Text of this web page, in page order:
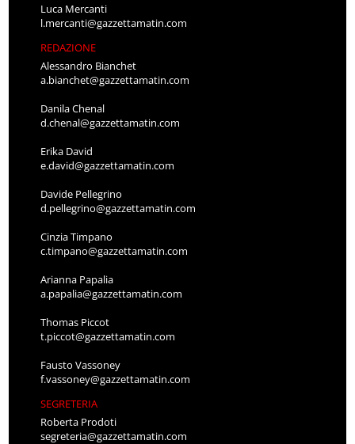
Luca Mercanti
l.mercanti@gazzettamatin.com
REDAZIONE
Alessandro Bianchet
a.bianchet@gazzettamatin.com
Danila Chenal
d.chenal@gazzettamatin.com
Erika David
e.david@gazzettamatin.com
Davide Pellegrino
d.pellegrino@gazzettamatin.com
Cinzia Timpano
c.timpano@gazzettamatin.com
Arianna Papalia
a.papalia@gazzettamatin.com
Thomas Piccot
t.piccot@gazzettamatin.com
Fausto Vassoney
f.vassoney@gazzettamatin.com
SEGRETERIA
Roberta Prodoti
segreteria@gazzettamatin.com